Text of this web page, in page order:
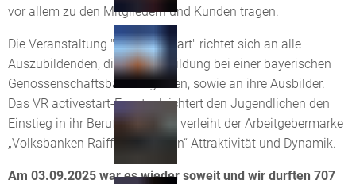
vor allem zu den Mitgliedern und Kunden tragen.
Die Veranstaltung "VR activestart" richtet sich an alle
Auszubildenden, die ihre Ausbildung bei einer bayerischen
Genossenschaftsbank beginnen, sowie an ihre Ausbilder.
Das VR activestart-Event erleichtert den Jugendlichen den
Einstieg in ihr Berufsleben und verleiht der Arbeitgebermarke
„Volksbanken Raiffeisenbanken“ Attraktivität und Dynamik.
Am 03.09.2025 war es wieder soweit und wir durften 707